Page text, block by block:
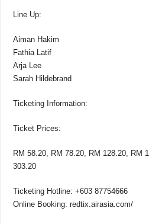
Line Up:
Aiman Hakim
Fathia Latif
Arja Lee
Sarah Hildebrand
Ticketing Information:
Ticket Prices:
RM 58.20, RM 78.20, RM 128.20, RM
303.20
Ticketing Hotline: +603 87754666
Online Booking: redtix.airasia.com/